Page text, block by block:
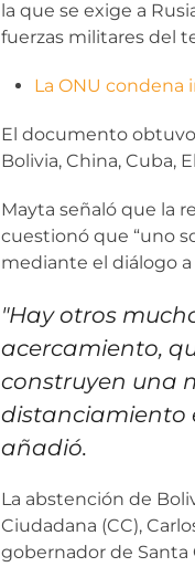
la que se exige a
fuerzas militares del
La ONU condena
El documento obtuvo
Bolivia, China, Cuba,
Mayta señaló que la
cuestionó que “uno
mediante el diálogo
"Hay otros
acercamiento,
construyen una
distanciamiento
añadió.
La abstención de
Ciudadana (CC),
gobernador de Santa